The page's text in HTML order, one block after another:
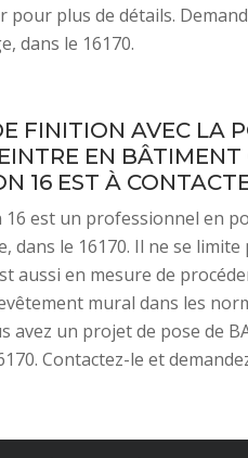
pour plus de détails.
dans le 16170.
FINITION AVEC LA
EN BÂTIMENT
16 EST À
16 est un professionnel en
dans le 16170. Il ne se limite
aussi en mesure de
mural dans les
avez un projet de pose de
Contactez-le et